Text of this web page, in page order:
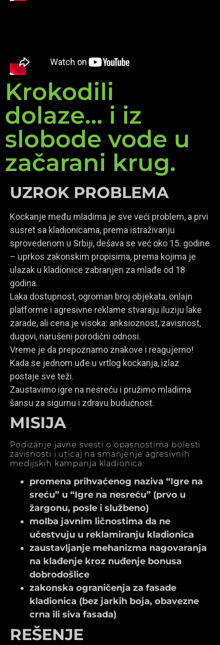
Krokodili
dolaze... i iz
slobode vode u
začarani krug.
UZROK PROBLEMA
Kockanje među mladima je sve veći problem, a prvi
susret sa kladionicama, prema istraživanju
sprovedenom u Srbiji, dešava se već oko 15. godine
– uprkos zakonskim propisima, prema kojima je
ulazak u kladionice zabranjen za mlađe od 18
godina.
Laka dostupnost, ogroman broj objekata, onlajn
platforme i agresivne reklame stvaraju iluziju lake
zarade, ali cena je visoka: anksioznost, zavisnost,
dugovi, narušeni porodični odnosi.
Vreme je da prepoznamo znakove i reagujemo!
Kada se jednom uđe u vrtlog kockanja, izlaz
postaje sve teži.
Zaustavimo igre na nesreću i pružimo mladima
šansu za sigurnu i zdravu budućnost.
MISIJA
Podizanje javne svesti o opasnostima bolesti
zavisnosti i uticaj na smanjenje agresivnih
medijskih kampanja kladionica:
promena prihvaćenog naziva “Igre na
sreću” u “Igre na nesreću” (prvo u
žargonu, posle i službeno)
molba javnim ličnostima da ne
učestvuju u reklamiranju kladionica
zaustavljanje mehanizma nagovaranja
na klađenje kroz nuđenje bonusa
dobrodošlice
zakonska ograničenja za fasade
kladionica (bez jarkih boja, obavezne
crna ili siva fasada)
REŠENJE